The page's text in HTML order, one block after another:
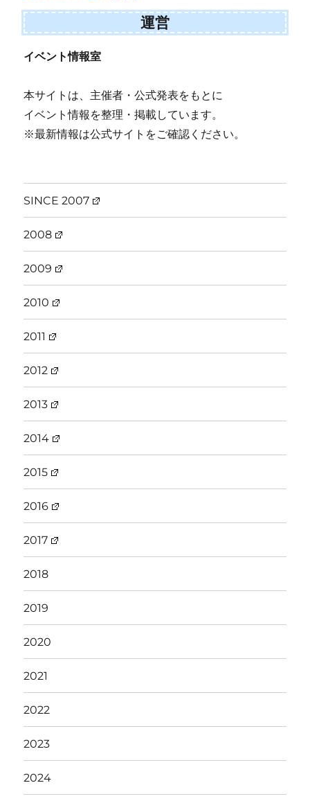
運営
イベント情報室
本サイトは、主催者・公式発表をもとに
イベント情報を整理・掲載しています。
※最新情報は公式サイトをご確認ください。
SINCE 2007
2008
2009
2010
2011
2012
2013
2014
2015
2016
2017
2018
2019
2020
2021
2022
2023
2024